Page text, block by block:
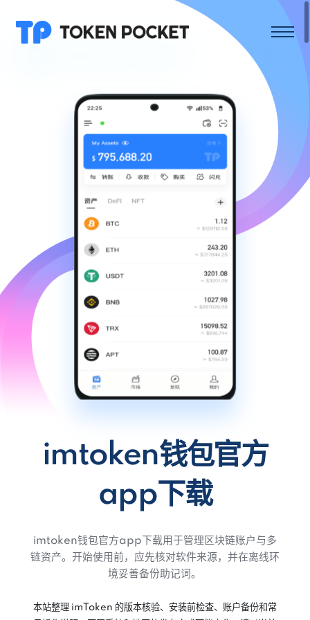
imtoken钱包官方
app下载
imtoken钱包官方app下载用于管理区块链账户与多
链资产。开始使用前，应先核对软件来源，并在离线环
境妥善备份助记词。
本站整理 imToken 的版本核验、安装前检查、账户备份和常